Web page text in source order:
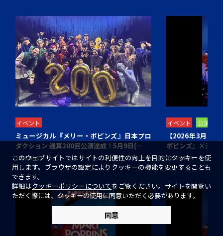
イベント
ミュージカル『メリー・ポピンズ』日本プロ
ダクション 通算200回公演達成！5月9日(…
2026.04.02
イベント 公演情報
【2026年3月開
ポピンズ』×渋谷
2026.01.29
このウェブサイトではサイトの利便性の向上を目的にクッキーを使
用します。ブラウザの設定によりクッキーの機能を変更することも
できます。
詳細はクッキーポリシーについてをご覧ください。サイトを閲覧い
ただく際には、クッキーの使用に同意いただく必要があります。
同意